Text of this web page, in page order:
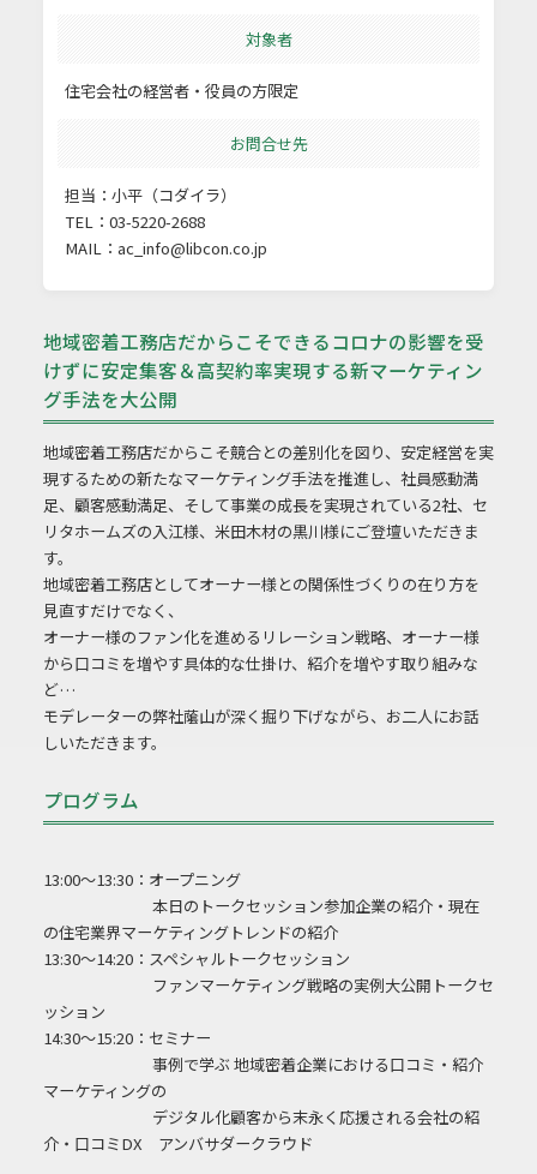
対象者
住宅会社の経営者・役員の方限定
お問合せ先
担当：小平（コダイラ）
TEL：03-5220-2688
MAIL： ac_info@libcon.co.jp
地域密着工務店だからこそできるコロナの影響を受
けずに安定集客＆高契約率実現する新マーケティン
グ手法を大公開
地域密着工務店だからこそ競合との差別化を図り、安定経営を実
現するための新たなマーケティング手法を推進し、社員感動満
足、顧客感動満足、そして事業の成長を実現されている2社、セ
リタホームズの入江様、米田木材の黒川様にご登壇いただきま
す。
地域密着工務店としてオーナー様との関係性づくりの在り方を
見直すだけでなく、
オーナー様のファン化を進めるリレーション戦略、オーナー様
から口コミを増やす具体的な仕掛け、紹介を増やす取り組みな
ど…
モデレーターの弊社䕃山が深く掘り下げながら、お二人にお話
しいただきます。
プログラム
13:00～13:30：オープニング
本日のトークセッション参加企業の紹介・現在
の住宅業界マーケティングトレンドの紹介
13:30～14:20：スペシャルトークセッション
ファンマーケティング戦略の実例大公開トークセ
ッション
14:30～15:20：セミナー
事例で学ぶ 地域密着企業における口コミ・紹介
マーケティングの
デジタル化顧客から末永く応援される会社の紹
介・口コミDX アンバサダークラウド